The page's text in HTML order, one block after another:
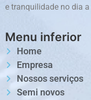
e tranquilidade no dia a
Menu inferior
Home
Empresa
Nossos serviços
Semi novos